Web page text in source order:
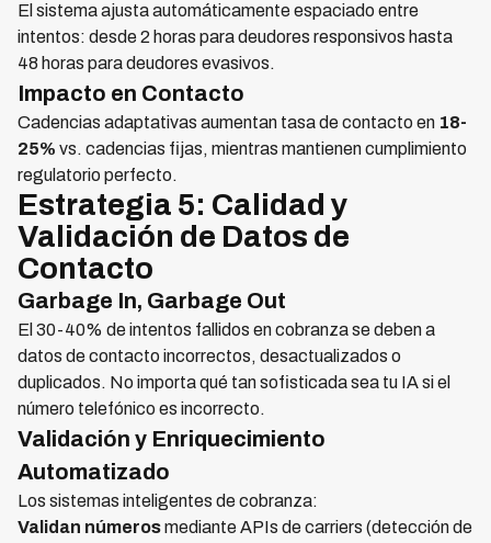
El sistema ajusta automáticamente espaciado entre
intentos: desde 2 horas para deudores responsivos hasta
48 horas para deudores evasivos.
Impacto en Contacto
Cadencias adaptativas aumentan tasa de contacto en 18-
25% vs. cadencias fijas, mientras mantienen cumplimiento
regulatorio perfecto.
Estrategia 5: Calidad y
Validación de Datos de
Contacto
Garbage In, Garbage Out
El 30-40% de intentos fallidos en cobranza se deben a
datos de contacto incorrectos, desactualizados o
duplicados. No importa qué tan sofisticada sea tu IA si el
número telefónico es incorrecto.
Validación y Enriquecimiento
Automatizado
Los sistemas inteligentes de cobranza:
Validan númerosmediante APIs de carriers (detección de